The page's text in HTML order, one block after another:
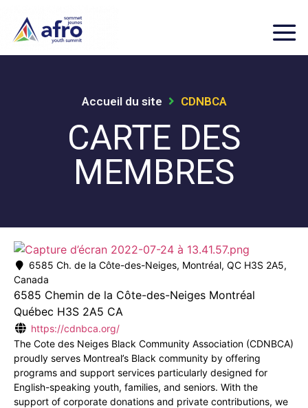
Accueil du site CDNBCA
CARTE DES
MEMBRES
6585 Ch. de la Côte-des-Neiges, Montréal, QC H3S 2A5,
Canada
6585 Chemin de la Côte-des-Neiges Montréal
Québec H3S 2A5 CA
https://cdnbca.org/
The Cote des Neiges Black Community Association (CDNBCA)
proudly serves Montreal’s Black community by offering
programs and support services particularly designed for
English-speaking youth, families, and seniors. With the
support of corporate donations and private contributions, we